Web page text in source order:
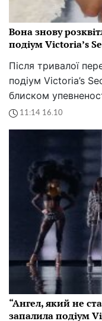
Вона знову
подіум Victoria’s
Після тривалої
подіум Victoria’s
блиском
11:14 16.10
“Ангел, який не
запалила подіум